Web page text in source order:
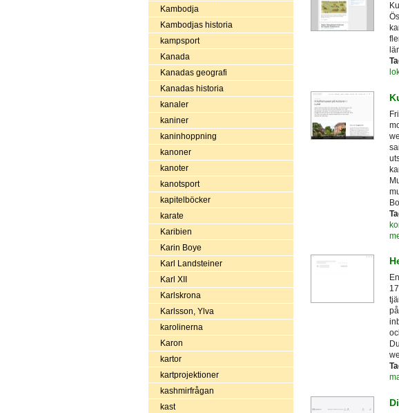
Kambodja
Kambodjas historia
kampsport
Kanada
Kanadas geografi
Kanadas historia
kanaler
kaniner
kaninhoppning
kanoner
kanoter
kanotsport
kapitelböcker
karate
Karibien
Karin Boye
Karl Landsteiner
Karl XII
Karlskrona
Karlsson, Ylva
karolinerna
Karon
kartor
kartprojektioner
kashmirfrågan
kast